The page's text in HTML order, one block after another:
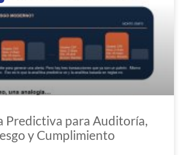
Predictiva para Auditoría,
y Cumplimiento